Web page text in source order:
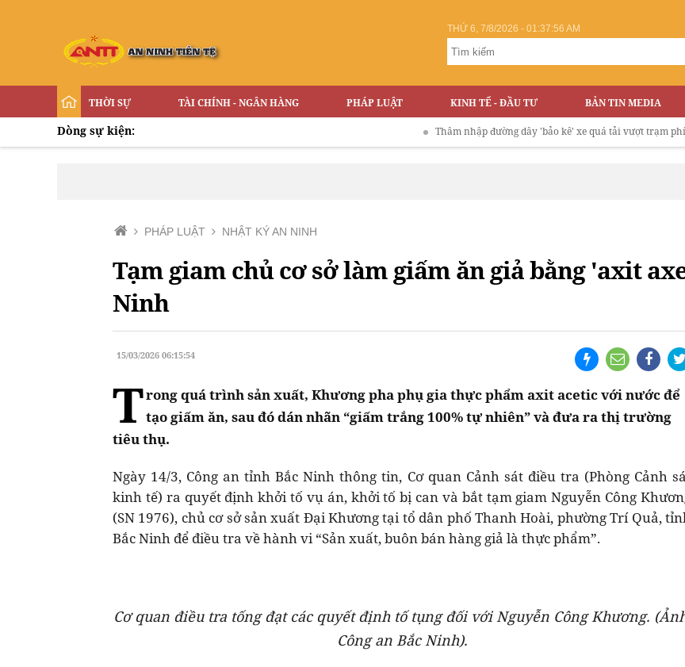
THỨ 6, 7/8/2026 - 01:37:56 AM
THỜI SỰ TÀI CHÍNH - NGÂN HÀNG PHÁP LUẬT KINH TẾ - ĐẦU TƯ BẢN TIN MEDIA
Dòng sự kiện: Thâm nhập đường dây 'bảo kê' xe quá tải vượt trạm phí Cao
PHÁP LUẬT NHẬT KÝ AN NINH
Tạm giam chủ cơ sở làm giấm ăn giả bằng 'axit
Ninh
15/03/2026 06:15:54
Trong quá trình sản xuất, Khương pha phụ gia thực phẩm axit acetic với nước để
tạo giấm ăn, sau đó dán nhãn “giấm trắng 100% tự nhiên” và đưa ra thị trường
tiêu thụ.
Ngày 14/3, Công an tỉnh Bắc Ninh thông tin, Cơ quan Cảnh sát điều tra (Phòng Cảnh
kinh tế) ra quyết định khởi tố vụ án, khởi tố bị can và bắt tạm giam Nguyễn Công
(SN 1976), chủ cơ sở sản xuất Đại Khương tại tổ dân phố Thanh Hoài, phường Trí Quả,
Bắc Ninh để điều tra về hành vi “Sản xuất, buôn bán hàng giả là thực phẩm”.
Cơ quan điều tra tống đạt các quyết định tố tụng đối với Nguyễn Công Khương.
Công an Bắc Ninh).